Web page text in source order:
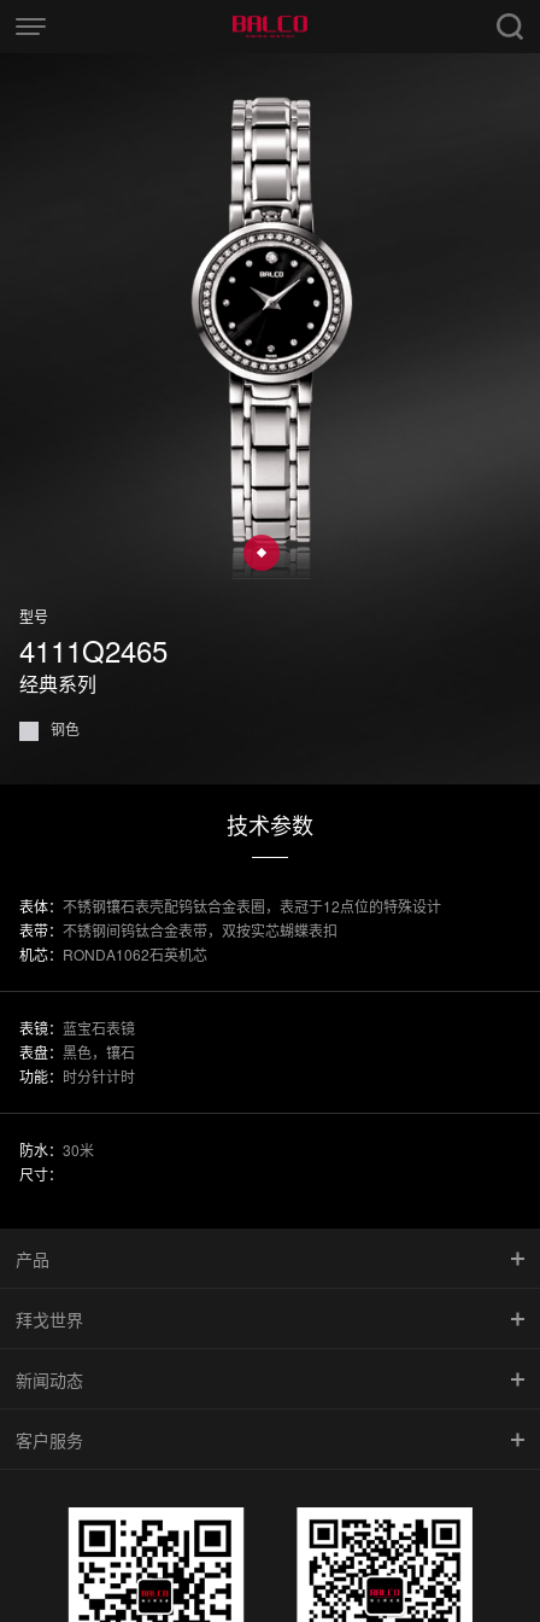
型号
4111Q2465
经典系列
钢色
技术参数
表体： 不锈钢镶石表壳配钨钛合金表圈，表冠于12点位的特殊设计
表带： 不锈钢间钨钛合金表带，双按实芯蝴蝶表扣
机芯： RONDA1062石英机芯
表镜： 蓝宝石表镜
表盘： 黑色，镶石
功能： 时分针计时
防水： 30米
尺寸：
产品
慧智金·尚品系列
竞速系列
型动系列
拜戈世界
品牌传承
馆藏珍品
新闻动态
新闻中心
客户服务